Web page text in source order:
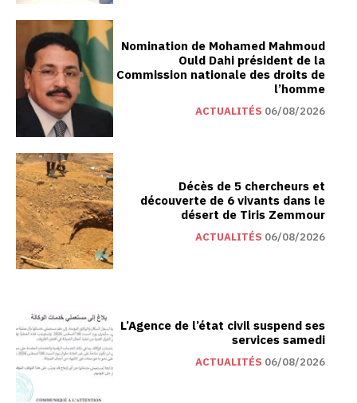
Nomination de Mohamed Mahmoud
Ould Dahi président de la
Commission nationale des droits de
l’homme
ACTUALITÉS 06/08/2026
Décès de 5 chercheurs et
découverte de 6 vivants dans le
désert de Tiris Zemmour
ACTUALITÉS 06/08/2026
L’Agence de l’état civil suspend ses
services samedi
ACTUALITÉS 06/08/2026